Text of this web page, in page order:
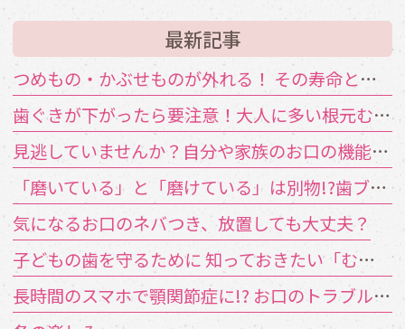
最新記事
つめもの・かぶせものが外れる！ その寿命と原因は？
歯ぐきが下がったら要注意！大人に多い根元むし歯
見逃していませんか？自分や家族のお口の機能低下のサイン
「磨いている」と「磨けている」は別物!?歯ブラシが届かない汚れの対策
気になるお口のネバつき、放置しても大丈夫？
子どもの歯を守るために 知っておきたい「むし歯の4要素」
長時間のスマホで顎関節症に!? お口のトラブルを招く「TCH（歯列接触癖）」とは